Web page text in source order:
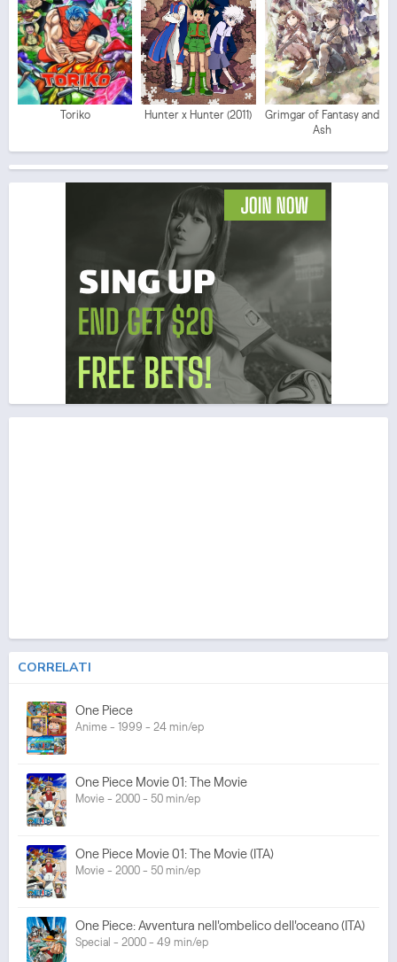
Toriko Hunter x Hunter (2011)
Grimgar of Fantasy and
Ash
CORRELATI
One Piece
Anime - 1999 - 24 min/ep
One Piece Movie 01: The Movie
Movie - 2000 - 50 min/ep
One Piece Movie 01: The Movie (ITA)
Movie - 2000 - 50 min/ep
One Piece: Avventura nell'ombelico dell'oceano (ITA)
Special - 2000 - 49 min/ep